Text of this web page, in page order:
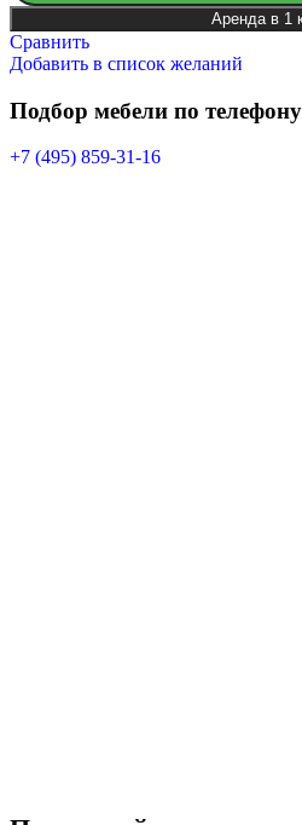
Аренда в 1
Сравнить
Добавить в список желаний
Подбор мебели по
+7 (495) 859-31-16